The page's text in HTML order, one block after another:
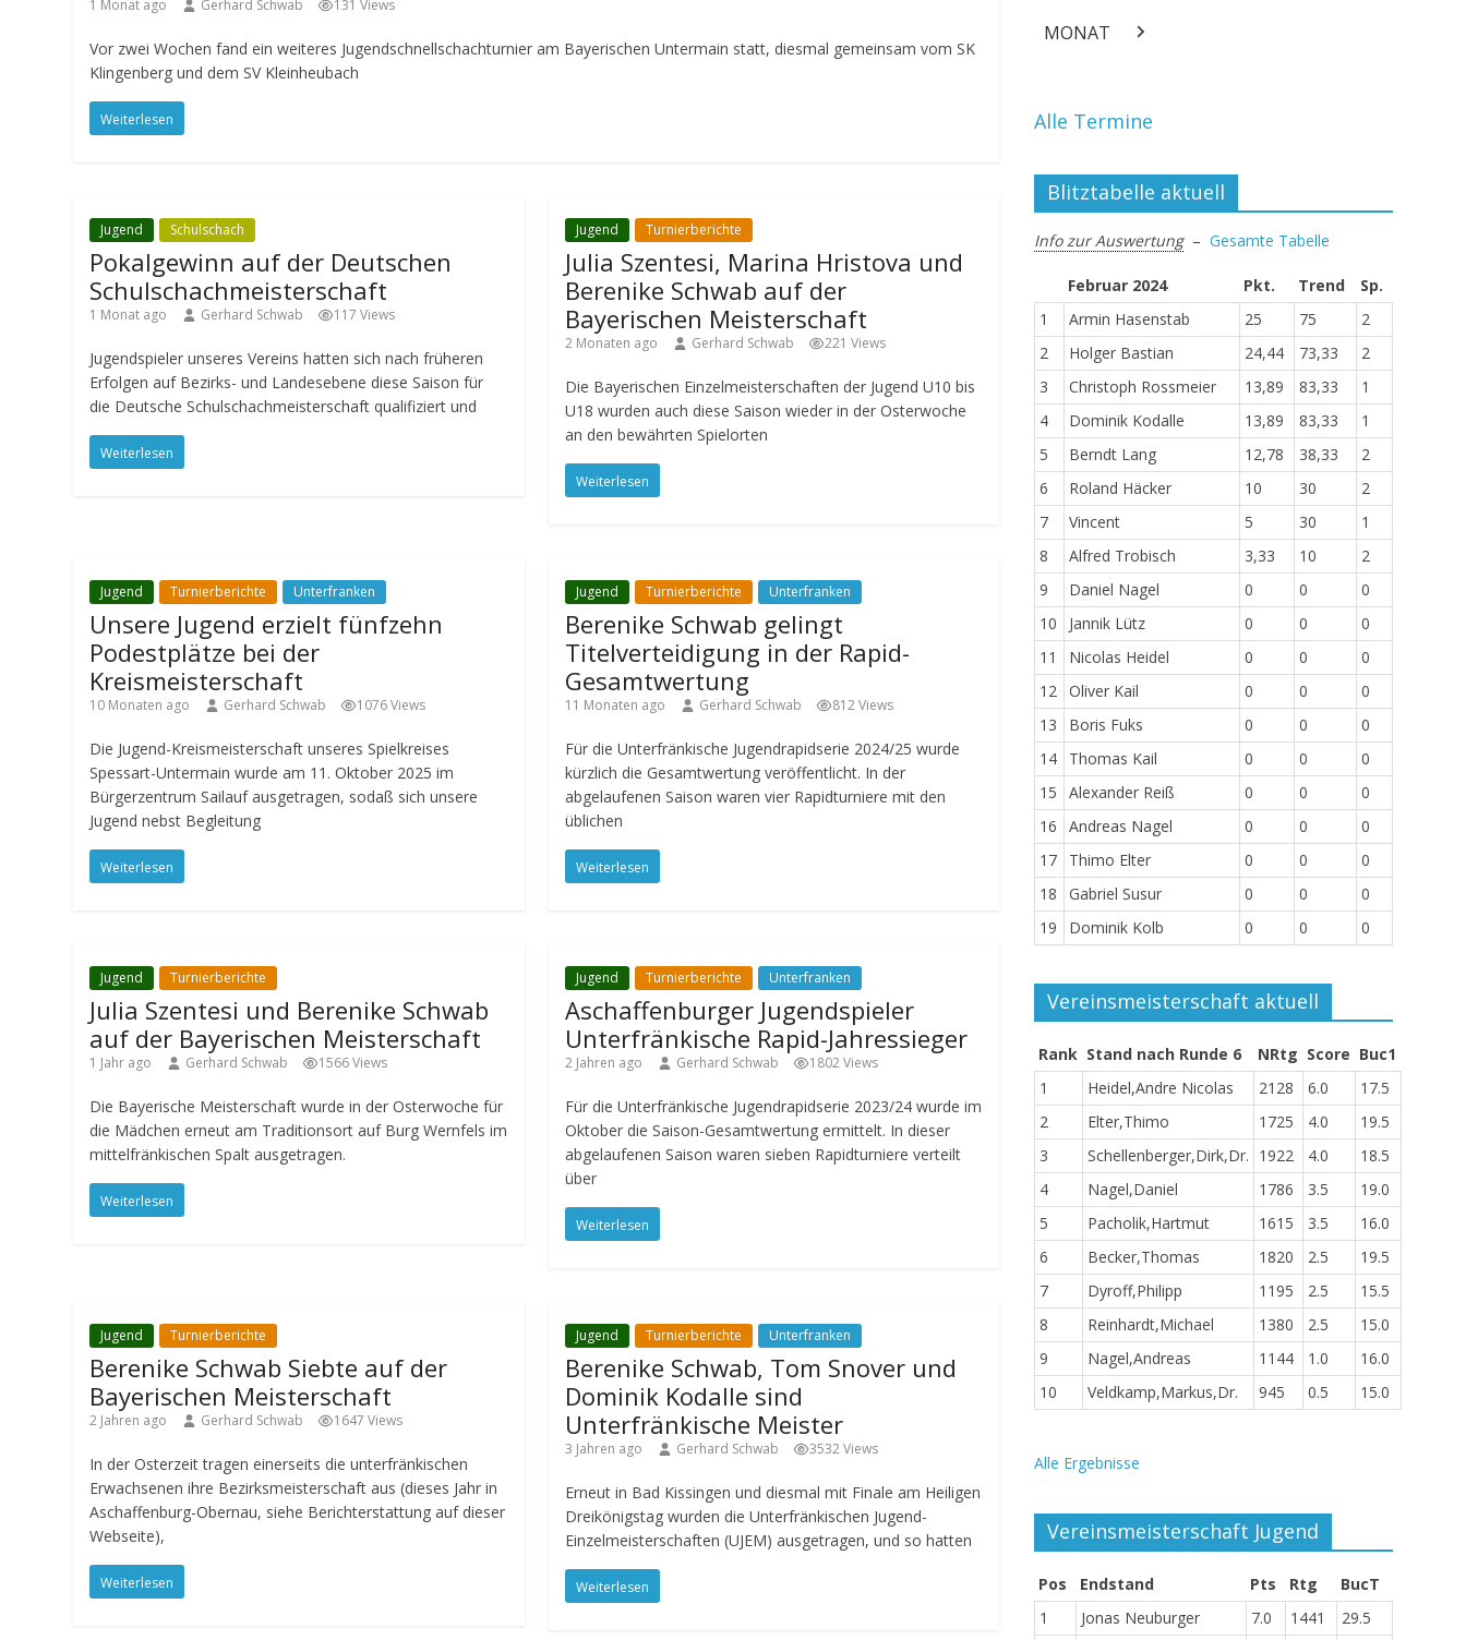
1 Monat ago Gerhard Schwab 131 Views
Vor zwei Wochen fand ein weiteres Jugendschnellschachturnier am Bayerischen Untermain statt, diesmal gemeinsam vom SK
Klingenberg und dem SV Kleinheubach
Weiterlesen
Jugend Schulschach
Pokalgewinn auf der Deutschen
Schulschachmeisterschaft
1 Monat ago Gerhard Schwab 117 Views
Jugendspieler unseres Vereins hatten sich nach früheren
Erfolgen auf Bezirks- und Landesebene diese Saison für
die Deutsche Schulschachmeisterschaft qualifiziert und
Weiterlesen
Jugend Turnierberichte
Julia Szentesi, Marina Hristova und
Berenike Schwab auf der
Bayerischen Meisterschaft
2 Monaten ago Gerhard Schwab 221 Views
Die Bayerischen Einzelmeisterschaften der Jugend U10 bis
U18 wurden auch diese Saison wieder in der Osterwoche
an den bewährten Spielorten
Weiterlesen
Jugend Turnierberichte Unterfranken
Unsere Jugend erzielt fünfzehn
Podestplätze bei der
Kreismeisterschaft
10 Monaten ago Gerhard Schwab 1076 Views
Die Jugend-Kreismeisterschaft unseres Spielkreises
Spessart-Untermain wurde am 11. Oktober 2025 im
Bürgerzentrum Sailauf ausgetragen, sodaß sich unsere
Jugend nebst Begleitung
Weiterlesen
Jugend Turnierberichte Unterfranken
Berenike Schwab gelingt
Titelverteidigung in der Rapid-
Gesamtwertung
11 Monaten ago Gerhard Schwab 812 Views
Für die Unterfränkische Jugendrapidserie 2024/25 wurde
kürzlich die Gesamtwertung veröffentlicht. In der
abgelaufenen Saison waren vier Rapidturniere mit den
üblichen
Weiterlesen
Jugend Turnierberichte
Julia Szentesi und Berenike Schwab
auf der Bayerischen Meisterschaft
1 Jahr ago Gerhard Schwab 1566 Views
Die Bayerische Meisterschaft wurde in der Osterwoche für
die Mädchen erneut am Traditionsort auf Burg Wernfels im
mittelfränkischen Spalt ausgetragen.
Weiterlesen
Jugend Turnierberichte Unterfranken
Aschaffenburger Jugendspieler
Unterfränkische Rapid-Jahressieger
2 Jahren ago Gerhard Schwab 1802 Views
Für die Unterfränkische Jugendrapidserie 2023/24 wurde im
Oktober die Saison-Gesamtwertung ermittelt. In dieser
abgelaufenen Saison waren sieben Rapidturniere verteilt
über
Weiterlesen
Jugend Turnierberichte
Berenike Schwab Siebte auf der
Bayerischen Meisterschaft
2 Jahren ago Gerhard Schwab 1647 Views
In der Osterzeit tragen einerseits die unterfränkischen
Erwachsenen ihre Bezirksmeisterschaft aus (dieses Jahr in
Aschaffenburg-Obernau, siehe Berichterstattung auf dieser
Webseite),
Weiterlesen
Jugend Turnierberichte Unterfranken
Berenike Schwab, Tom Snover und
Dominik Kodalle sind
Unterfränkische Meister
3 Jahren ago Gerhard Schwab 3532 Views
Erneut in Bad Kissingen und diesmal mit Finale am Heiligen
Dreikönigstag wurden die Unterfränkischen Jugend-
Einzelmeisterschaften (UJEM) ausgetragen, und so hatten
Weiterlesen
Juli
Juli
MONAT Weiter
Alle Termine
Blitztabelle aktuell
Info zur Auswertung– Gesamte Tabelle
Februar 2024 Pkt. Trend
Sp.
1
Armin Hasenstab 25 75
2
2
Holger Bastian 24,44 73,33
2
3
Christoph Rossmeier 13,89 83,33
1
4
Dominik Kodalle 13,89 83,33
1
5
Berndt Lang 12,78 38,33
2
6
Roland Häcker 10 30
2
7
Vincent 5 30
1
8
Alfred Trobisch 3,33 10
2
9
Daniel Nagel 0 0
0
10
Jannik Lütz 0 0
0
11
Nicolas Heidel 0 0
0
12 Oliver Kail 0 0
0
13
Boris Fuks 0 0
0
14
Thomas Kail 0 0
0
15
Alexander Reiß 0 0
0
16
Andreas Nagel 0 0
0
17
Thimo Elter 0 0
0
18
Gabriel Susur 0 0
0
19
Dominik Kolb 0 0 0
Vereinsmeisterschaft aktuell
Rank Stand nach Runde 6 NRtg Score Buc1
1
Heidel,Andre Nicolas 2128 6.0
17.5
2
Elter,Thimo 1725 4.0
19.5
3
Schellenberger,Dirk,Dr. 1922 4.0
18.5
4
Nagel,Daniel 1786 3.5
19.0
5
Pacholik,Hartmut 1615 3.5
16.0
6
Becker,Thomas 1820 2.5
19.5
7
Dyroff,Philipp 1195 2.5
15.5
8
Reinhardt,Michael 1380 2.5
15.0
9
Nagel,Andreas 1144 1.0
16.0
10
Veldkamp,Markus,Dr. 945 0.5 15.0
Alle Ergebnisse
Vereinsmeisterschaft Jugend
Pos Endstand Pts Rtg
BucT
1
Jonas Neuburger 7.0 1441
29.5